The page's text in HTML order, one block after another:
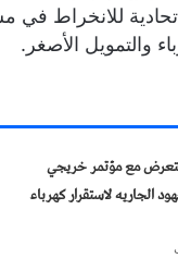
للانخراط
والتمويل الأصغر.
مع مؤتمر خريجي
الجاريه لاستقرار كهرباء